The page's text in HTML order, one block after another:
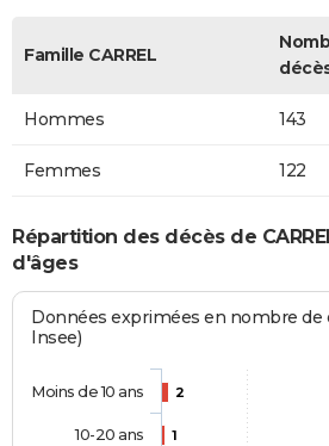
Famille CARREL
Hommes 143
Femmes 122
Répartition des décès de
d'âges
Données exprimées en nombre de
Insee)
2
1
Moins de 10 ans
10-20 ans